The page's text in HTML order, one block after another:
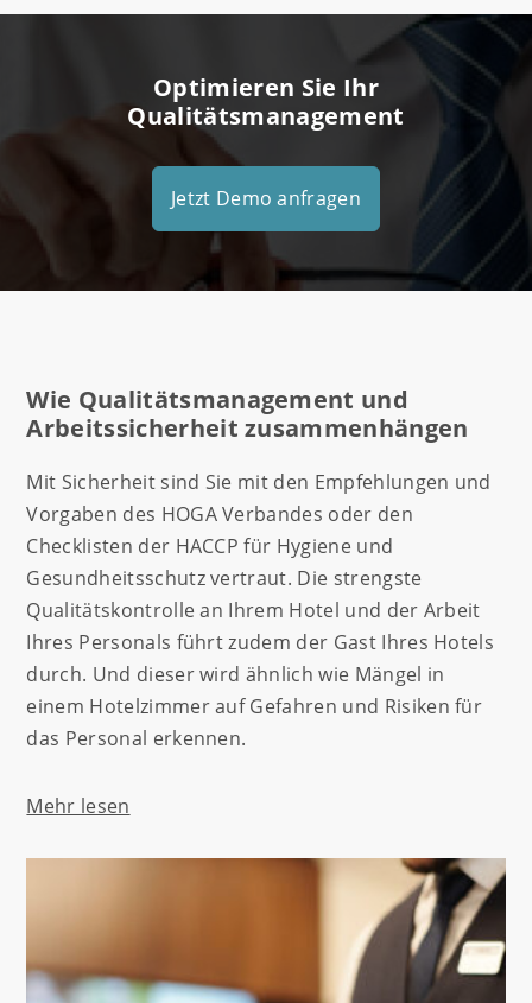
Optimieren Sie Ihr
Qualitätsmanagement
Jetzt Demo anfragen
Wie Qualitätsmanagement und
Arbeitssicherheit zusammenhängen
Mit Sicherheit sind Sie mit den Empfehlungen und
Vorgaben des HOGA Verbandes oder den
Checklisten der HACCP für Hygiene und
Gesundheitsschutz vertraut. Die strengste
Qualitätskontrolle an Ihrem Hotel und der Arbeit
Ihres Personals führt zudem der Gast Ihres Hotels
durch. Und dieser wird ähnlich wie Mängel in
einem Hotelzimmer auf Gefahren und Risiken für
das Personal erkennen.
Mehr lesen